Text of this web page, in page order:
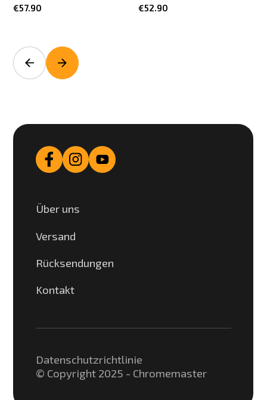
€57.90 €52.90
Über uns
Versand
Rücksendungen
Kontakt
© Copyright 2025 - Chromemaster
Datenschutzrichtlinie